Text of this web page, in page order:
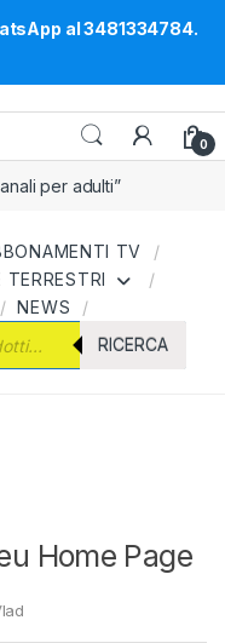
al 3481334784.
0
per adulti”
TV
NEWS
RICERCA
Home Page